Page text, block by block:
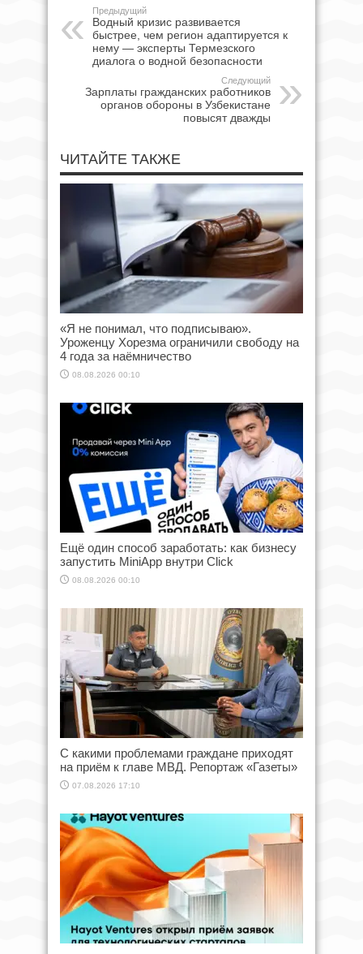
Предыдущий
Водный кризис развивается
быстрее, чем регион адаптируется к
нему — эксперты Термезского
диалога о водной безопасности
Следующий
Зарплаты гражданских работников
органов обороны в Узбекистане
повысят дважды
ЧИТАЙТЕ ТАКЖЕ
«Я не понимал, что подписываю».
Уроженцу Хорезма ограничили свободу на
4 года за наёмничество
08.08.2026 00:10
Ещё один способ заработать: как бизнесу
запустить MiniApp внутри Click
08.08.2026 00:10
С какими проблемами граждане приходят
на приём к главе МВД. Репортаж «Газеты»
07.08.2026 17:10